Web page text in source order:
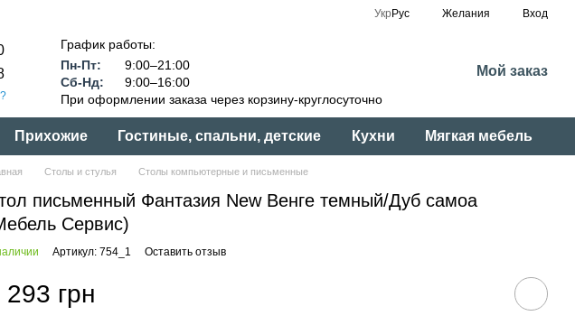
Укр Рус Желания Вход
График работы:
Пн-Пт:
9:00–21:00
Сб-Нд:
9:00–16:00
При оформлении заказа через корзину-круглосуточно
Мой заказ
Прихожие Гостиные, спальни, детские Кухни Мягкая мебель
Столы и стулья Столы компьютерные и письменные
письменный Фантазия New Венге темный/Дуб самоа
Сервис)
Артикул: 754_1 Оставить отзыв
293 грн